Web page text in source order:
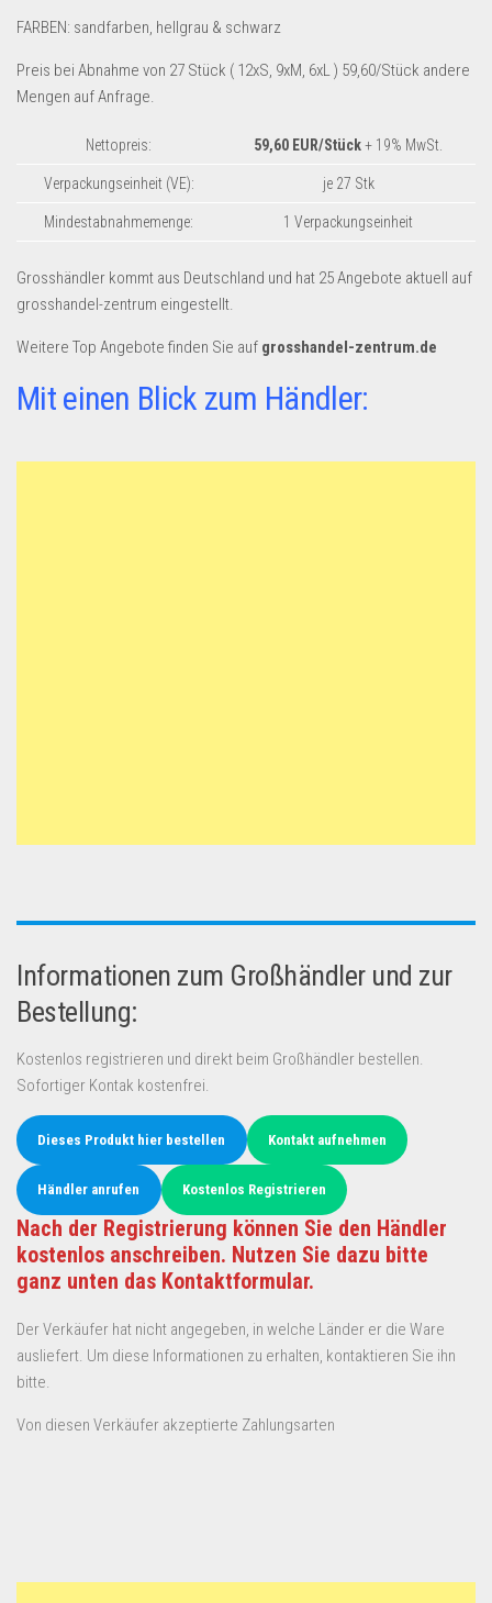
Kostenlos verkaufen
Anmelden
Kostenlos Registrieren
Newsletter
FARBEN: sandfarben, hellgrau & schwarz
Preis bei Abnahme von 27 Stück ( 12xS, 9xM, 6xL ) 59,60/Stück andere
Mengen auf Anfrage.
Nettopreis: 59,60 EUR/Stück+ 19% MwSt.
Verpackungseinheit (VE): je 27 Stk
Mindestabnahmemenge: 1 Verpackungseinheit
Grosshändler kommt aus Deutschland und hat 25 Angebote aktuell auf
grosshandel-zentrum eingestellt.
Weitere Top Angebote finden Sie auf grosshandel-zentrum.de
Mit einen Blick zum Händler:
Informationen zum Großhändler und zur
Bestellung:
Kostenlos registrieren und direkt beim Großhändler bestellen.
Sofortiger Kontak kostenfrei.
Dieses Produkt hier bestellen Kontakt aufnehmen
Händler anrufen Kostenlos Registrieren
Nach der Registrierung können Sie den Händler
kostenlos anschreiben. Nutzen Sie dazu bitte
ganz unten das Kontaktformular.
Der Verkäufer hat nicht angegeben, in welche Länder er die Ware
ausliefert. Um diese Informationen zu erhalten, kontaktieren Sie ihn
bitte.
Von diesen Verkäufer akzeptierte Zahlungsarten